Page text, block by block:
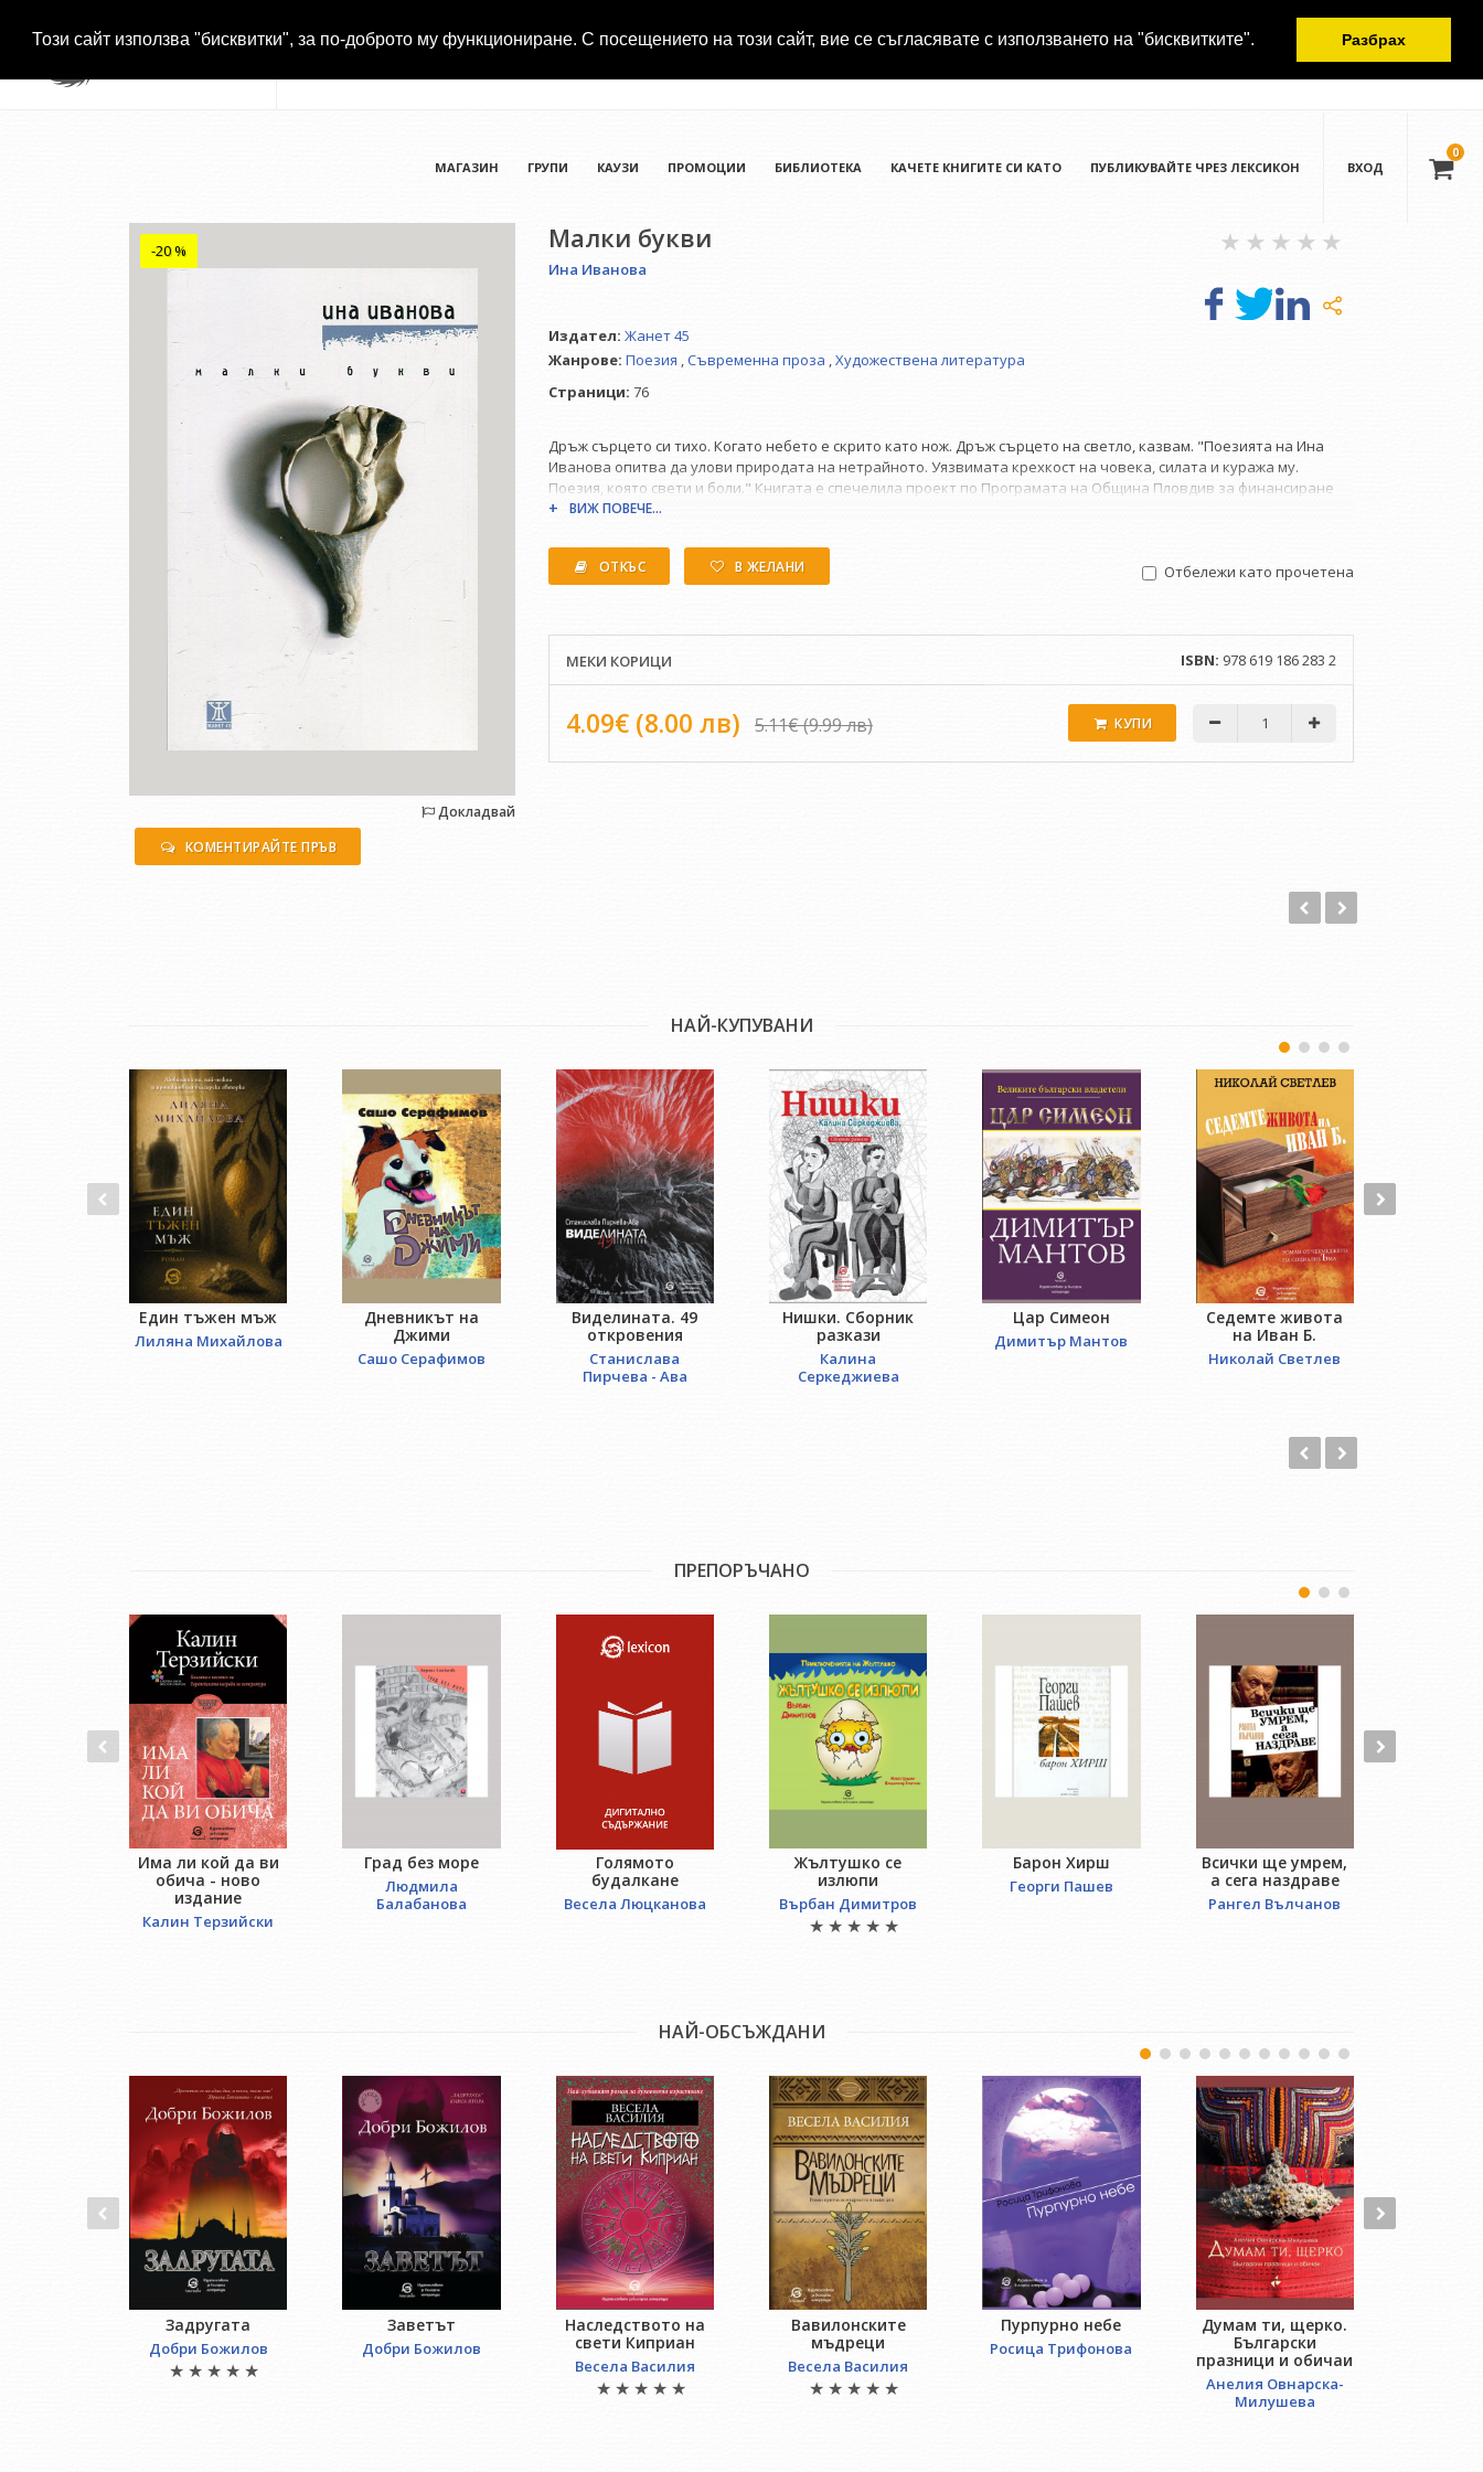
Този сайт използва "бисквитки", за по-доброто му функциониране. С посещението на този сайт, вие се съгласявате с използването на "бисквитките". Разбрах
МАГАЗИН ГРУПИ КАУЗИ ПРОМОЦИИ БИБЛИОТЕКА КАЧЕТЕ КНИГИТЕ СИ КАТО ПУБЛИКУВАЙТЕ ЧРЕЗ ЛЕКСИКОН ВХОД
0
-20 %
Докладвай
КОМЕНТИРАЙТЕ ПРЪВ
Малки букви
Ина Иванова
Издател: Жанет 45
Жанрове: Поезия ,Съвременна проза ,Художествена литература
Страници: 76
Дръж сърцето си тихо. Когато небето е скрито като нож. Дръж сърцето на светло, казвам. "Поезията на Ина
Иванова опитва да улови природата на нетрайното. Уязвимата крехкост на човека, силата и куража му.
Поезия, която свети и боли." Книгата е спечелила проект по Програмата на Община Пловдив за финансиране
книги на пловдивски автори и важни за Пловдив издания за 2016 година.
ВИЖ ПОВЕЧЕ...
ОТКЪС В ЖЕЛАНИ Отбележи като прочетена
МЕКИ КОРИЦИ ISBN: 978 619 186 283 2
4.09€ (8.00 лв) 5.11€ (9.99 лв) КУПИ
НАЙ-КУПУВАНИ
Един тъжен мъж
Лиляна Михайлова
Дневникът на
Джими
Сашо Серафимов
Виделината. 49
откровения
Станислава
Пирчева - Ава
Нишки. Сборник
разкази
Калина
Серкеджиева
Цар Симеон
Димитър Мантов
Седемте живота
на Иван Б.
Николай Светлев
ПРЕПОРЪЧАНО
Има ли кой да ви
обича - ново
издание
Калин Терзийски
Град без море
Людмила
Балабанова
Голямото
будалкане
Весела Люцканова
Жълтушко се
излюпи
Върбан Димитров
Барон Хирш
Георги Пашев
Всички ще умрем,
а сега наздраве
Рангел Вълчанов
НАЙ-ОБСЪЖДАНИ
Задругата
Добри Божилов
Заветът
Добри Божилов
Наследството на
свети Киприан
Весела Василия
Вавилонските
мъдреци
Весела Василия
Пурпурно небе
Росица Трифонова
Думам ти, щерко.
Български
празници и обичаи
Анелия Овнарска-
Милушева